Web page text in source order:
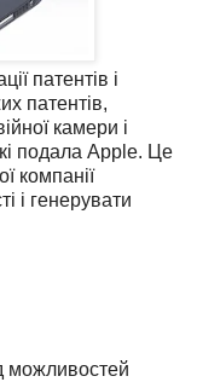
патентів і
патентів,
камери і
подала Apple. Це
компанії
і генерувати
можливостей